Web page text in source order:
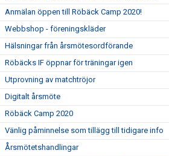
Anmälan öppen till Röbäck Camp 2020!
Webbshop - föreningskläder
Hälsningar från årsmötesordförande
Röbäcks IF öppnar för träningar igen
Utprovning av matchtröjor
Digitalt årsmöte
Röbäck Camp 2020
Vänlig påminnelse som tillägg till tidigare info
Årsmötetshandlingar